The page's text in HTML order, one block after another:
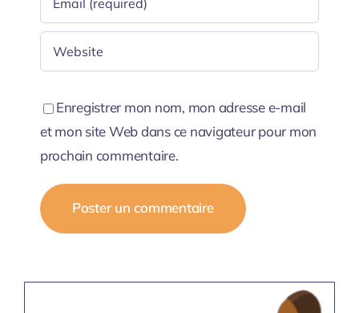
Enregistrer mon nom, mon adresse e-mail
et mon site Web dans ce navigateur pour mon
prochain commentaire.